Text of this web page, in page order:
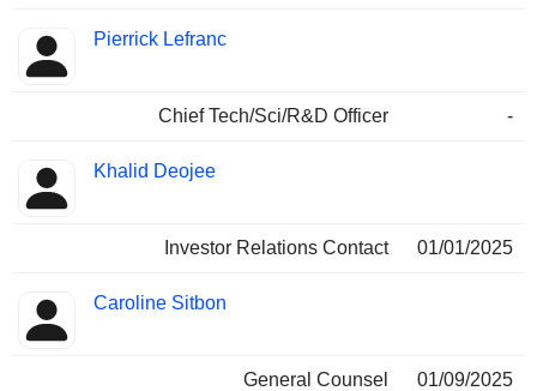
Pierrick Lefranc
Chief Tech/Sci/R&D Officer -
Khalid Deojee
Investor Relations Contact 01/01/2025
Caroline Sitbon
General Counsel
01/09/2025